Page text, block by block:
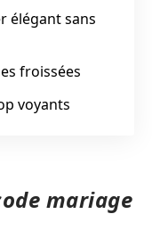
élégant sans
froissées
voyants
mariage